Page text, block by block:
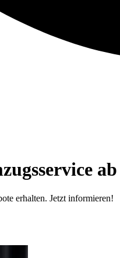
ab
erhalten. Jetzt informieren!